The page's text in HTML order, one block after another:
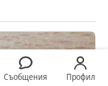
Съобщения Профил